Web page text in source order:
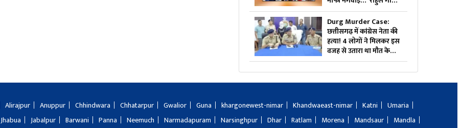
का बड़ा दावा, छात्रों के साथ
खोला मोर्चा
Durg Murder Case:
छत्तीसगढ़ में कांग्रेस नेता की
हत्या! 4 लोगों ने मिलकर इस
वजह से उतारा था मौत के
घाट, तीन भी थे वारदात में
शामिल
Alirajpur Anuppur Chhindwara Chhatarpur Gwalior Guna khargonewest-nimar Khandwaeast-nimar Katni
Umaria
Jhabua Jabalpur Barwani Panna Neemuch Narmadapuram Narsinghpur Dhar Ratlam Morena Mandsaur
Mandla